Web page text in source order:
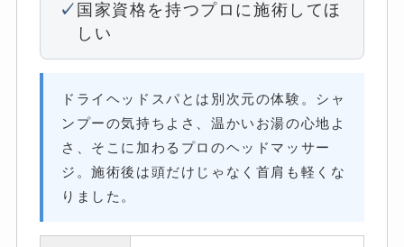
国家資格を持つプロに施術してほ
しい
ドライヘッドスパとは別次元の体験。シャ
ンプーの気持ちよさ、温かいお湯の心地よ
さ、そこに加わるプロのヘッドマッサー
ジ。施術後は頭だけじゃなく首肩も軽くな
りました。